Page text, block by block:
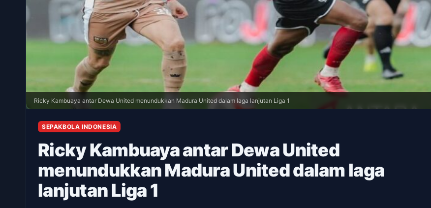
Ricky Kambuaya antar Dewa United menundukkan Madura United dalam laga lanjutan Liga 1
SEPAKBOLA INDONESIA
Ricky Kambuaya antar Dewa United
menundukkan Madura United dalam laga
lanjutan Liga 1